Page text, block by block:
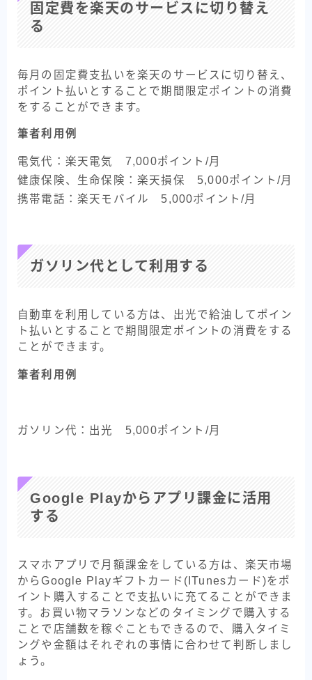
固定費を楽天のサービスに切り替え
る
毎月の固定費支払いを楽天のサービスに切り替え、
ポイント払いとすることで期間限定ポイントの消費
をすることができます。
筆者利用例
電気代：楽天電気 7,000ポイント/月
健康保険、生命保険：楽天損保 5,000ポイント/月
携帯電話：楽天モバイル 5,000ポイント/月
ガソリン代として利用する
自動車を利用している方は、出光で給油してポイン
ト払いとすることで期間限定ポイントの消費をする
ことができます。
筆者利用例
ガソリン代：出光 5,000ポイント/月
Google Playからアプリ課金に活用
する
スマホアプリで月額課金をしている方は、楽天市場
からGoogle Playギフトカード(ITunesカード)をポ
イント購入することで支払いに充てることができま
す。お買い物マラソンなどのタイミングで購入する
ことで店舗数を稼ぐこともできるので、購入タイミ
ングや金額はそれぞれの事情に合わせて判断しまし
ょう。